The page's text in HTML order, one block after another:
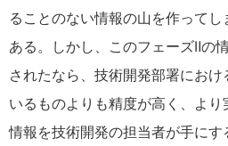
ることのない情報の山を作って
ある。しかし、このフェーズⅡの
されたなら、技術開発部署にお
いるものよりも精度が高く、よ
情報を技術開発の担当者が手にす